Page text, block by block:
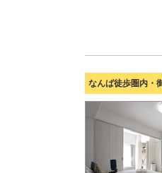
なんば徒歩圏内・